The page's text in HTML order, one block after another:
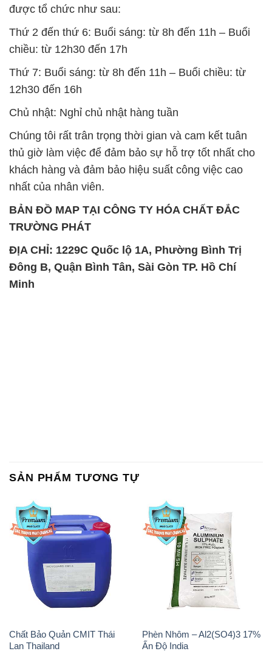
được tổ chức như sau:
Thứ 2 đến thứ 6: Buổi sáng: từ 8h đến 11h – Buổi
chiều: từ 12h30 đến 17h
Thứ 7: Buổi sáng: từ 8h đến 11h – Buổi chiều: từ
12h30 đến 16h
Chủ nhật: Nghỉ chủ nhật hàng tuần
Chúng tôi rất trân trọng thời gian và cam kết tuân
thủ giờ làm việc để đảm bảo sự hỗ trợ tốt nhất cho
khách hàng và đảm bảo hiệu suất công việc cao
nhất của nhân viên.
BẢN ĐỒ MAP TẠI CÔNG TY HÓA CHẤT ĐẮC
TRƯỜNG PHÁT
ĐỊA CHỈ: 1229C Quốc lộ 1A, Phường Bình Trị
Đông B, Quận Bình Tân, Sài Gòn TP. Hồ Chí
Minh
SẢN PHẨM TƯƠNG TỰ
Chất Bảo Quản CMIT Thái
Lan Thailand
Phèn Nhôm – Al2(SO4)3 17%
Ấn Độ India